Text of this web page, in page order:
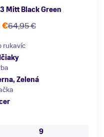
Mitt Black Green
64,95 €
€
rukavíc
Zelená
9